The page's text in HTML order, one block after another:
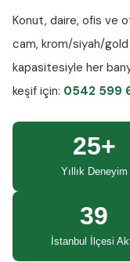
Konut, daire, ofis ve
cam, krom/siyah/
kapasitesiyle her
keşif için: 0542 599
25+
Yıllık Deneyim
39
İstanbul İlçesi